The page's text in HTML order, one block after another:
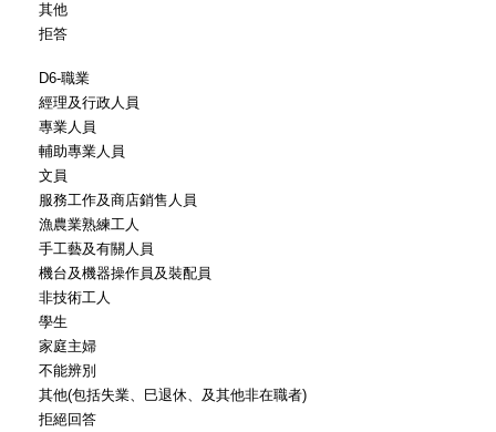
其他
拒答
D6-職業
經理及行政人員
專業人員
輔助專業人員
文員
服務工作及商店銷售人員
漁農業熟練工人
手工藝及有關人員
機台及機器操作員及裝配員
非技術工人
學生
家庭主婦
不能辨別
其他(包括失業、巳退休、及其他非在職者)
拒絕回答